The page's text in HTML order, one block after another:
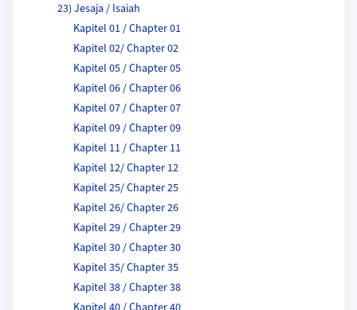
23) Jesaja / Isaiah
Kapitel 01 / Chapter 01
Kapitel 02/ Chapter 02
Kapitel 05 / Chapter 05
Kapitel 06 / Chapter 06
Kapitel 07 / Chapter 07
Kapitel 09 / Chapter 09
Kapitel 11 / Chapter 11
Kapitel 12/ Chapter 12
Kapitel 25/ Chapter 25
Kapitel 26/ Chapter 26
Kapitel 29 / Chapter 29
Kapitel 30 / Chapter 30
Kapitel 35/ Chapter 35
Kapitel 38 / Chapter 38